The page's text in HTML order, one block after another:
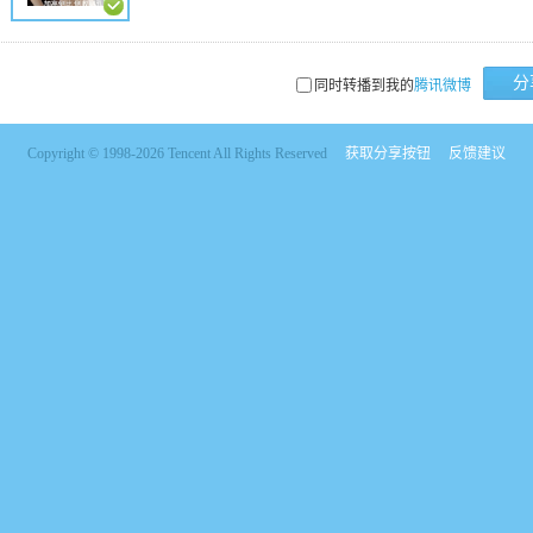
同时转播到我的腾讯微博 分
Copyright © 1998-2026 Tencent All Rights Reserved 获取分享按钮 反馈建议